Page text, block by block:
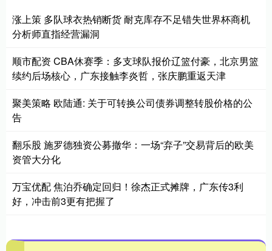
涨上策 多队球衣热销断货 耐克库存不足错失世界杯商机
分析师直指经营漏洞
顺市配资 CBA休赛季：多支球队报价辽篮付豪，北京男篮
续约后场核心，广东接触李炎哲，张庆鹏重返天津
聚美策略 欧陆通: 关于可转换公司债券调整转股价格的公
告
翻乐股 施罗德独资公募撤华：一场“弃子”交易背后的欧美
资管大分化
万宝优配 焦泊乔确定回归！徐杰正式摊牌，广东传3利
好，冲击前3更有把握了